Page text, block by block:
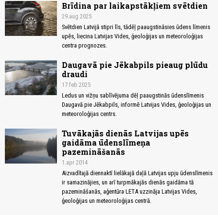
Brīdina par laikapstākļiem svētdien
29.aug 2025
Svētdien Latvijā stipri līs, tādēļ paaugstināsies ūdens līmenis
upēs, liecina Latvijas Vides, ģeoloģijas un meteoroloģijas
centra prognozes.
Daugavā pie Jēkabpils pieaug plūdu
draudi
17.feb 2025
Ledus un vižņu sablīvējuma dēļ paaugstinās ūdenslīmenis
Daugavā pie Jēkabpils, informē Latvijas Vides, ģeoloģijas un
meteoroloģijas centrs.
Tuvākajās dienās Latvijas upēs
gaidāma ūdenslīmeņa
pazemināšanās
1.apr 2014
Aizvadītajā diennaktī lielākajā daļā Latvijas upju ūdenslīmenis
ir samazinājies, un arī turpmākajās dienās gaidāma tā
pazemināšanās, aģentūra LETA uzzināja Latvijas Vides,
ģeoloģijas un meteoroloģijas centrā.